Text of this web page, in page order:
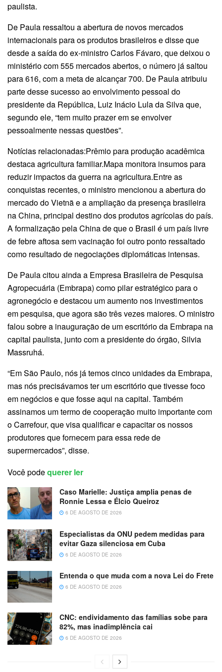
paulista.
De Paula ressaltou a abertura de novos mercados
internacionais para os produtos brasileiros e disse que
desde a saída do ex-ministro Carlos Fávaro, que deixou o
ministério com 555 mercados abertos, o número já saltou
para 616, com a meta de alcançar 700. De Paula atribuiu
parte desse sucesso ao envolvimento pessoal do
presidente da República, Luiz Inácio Lula da Silva que,
segundo ele, “tem muito prazer em se envolver
pessoalmente nessas questões”.
Notícias relacionadas:Prêmio para produção acadêmica
destaca agricultura familiar.Mapa monitora insumos para
reduzir impactos da guerra na agricultura.Entre as
conquistas recentes, o ministro mencionou a abertura do
mercado do Vietnã e a ampliação da presença brasileira
na China, principal destino dos produtos agrícolas do país.
A formalização pela China de que o Brasil é um país livre
de febre aftosa sem vacinação foi outro ponto ressaltado
como resultado de negociações diplomáticas intensas.
De Paula citou ainda a Empresa Brasileira de Pesquisa
Agropecuária (Embrapa) como pilar estratégico para o
agronegócio e destacou um aumento nos investimentos
em pesquisa, que agora são três vezes maiores. O ministro
falou sobre a inauguração de um escritório da Embrapa na
capital paulista, junto com a presidente do órgão, Silvia
Massruhá.
“Em São Paulo, nós já temos cinco unidades da Embrapa,
mas nós precisávamos ter um escritório que tivesse foco
em negócios e que fosse aqui na capital. Também
assinamos um termo de cooperação muito importante com
o Carrefour, que visa qualificar e capacitar os nossos
produtores que fornecem para essa rede de
supermercados”, disse.
Você podequerer ler
Caso Marielle: Justiça amplia penas de
Ronnie Lessa e Élcio Queiroz
6 DE AGOSTO DE 2026
Especialistas da ONU pedem medidas para
evitar Gaza silenciosa em Cuba
6 DE AGOSTO DE 2026
Entenda o que muda com a nova Lei do Frete
6 DE AGOSTO DE 2026
CNC: endividamento das famílias sobe para
82%, mas inadimplência cai
6 DE AGOSTO DE 2026